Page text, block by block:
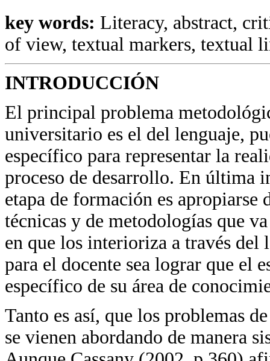
key words: Literacy, abstract,
of view, textual markers, textual
INTRODUCCIÓN
El principal problema
universitario es el del lenguaje,
específico para representar la
proceso de desarrollo. En última
etapa de formación es apropiarse
técnicas y de metodologías que
en que los interioriza a través
para el docente sea lograr que el
específico de su área de
Tanto es así, que los problemas
se vienen abordando de manera